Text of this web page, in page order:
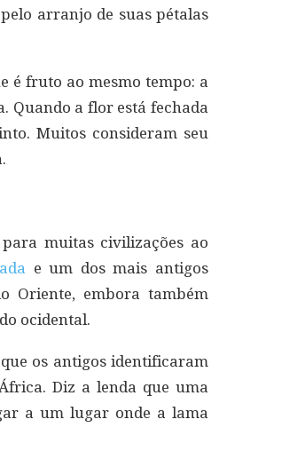
arranjo de suas pétalas
é fruto ao mesmo tempo: a
Quando a flor está fechada
Muitos consideram seu
muitas civilizações ao
e um dos mais antigos
Oriente, embora também
ocidental.
os antigos identificaram
Diz a lenda que uma
a um lugar onde a lama